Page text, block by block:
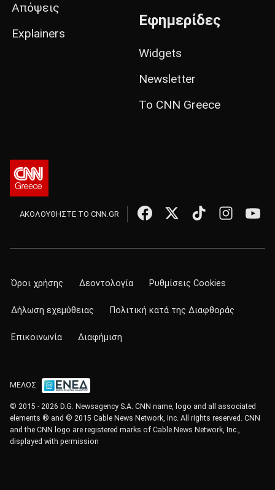
Απόψεις
Explainers
Εφημερίδες
Widgets
Newsletter
Το CNN Greece
ΑΚΟΛΟΥΘΗΣΤΕ ΤΟ CNN.GR
Όροι χρήσης Δεοντολογία Ρυθμίσεις Cookies
Δήλωση εχεμύθειας Πολιτική κατά της Διαφθοράς
Επικοινωνία Διαφήμιση
ΜΕΛΟΣ
© 2015 - 2026 D.G. Newsagency S.A. CNN name, logo and all associated
elements ® and © 2015 Cable News Network, Inc. All rights reserved. CNN
and the CNN logo are registered marks of Cable News Network, Inc.,
displayed with permission